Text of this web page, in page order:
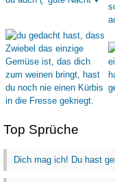
Top Sprüche
Dich mag ich! Du hast